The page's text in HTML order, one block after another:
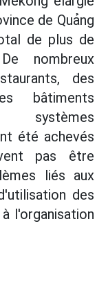
de Quảng
de plus de
nombreux
des
bâtiments
systèmes
été achevés
pas être
liés aux
des
l'organisation